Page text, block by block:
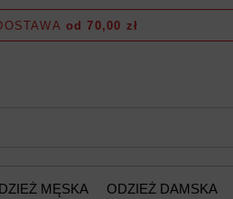
od 70,00 zł
MĘSKA ODZIEŻ DAMSKA